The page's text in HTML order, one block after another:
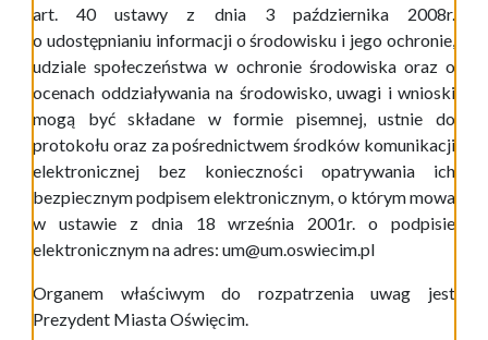
art. 40 ustawy z dnia 3 października 2008r.
o udostępnianiu informacji o środowisku i jego ochronie,
udziale społeczeństwa w ochronie środowiska oraz o
ocenach oddziaływania na środowisko, uwagi i wnioski
mogą być składane w formie pisemnej, ustnie do
protokołu oraz za pośrednictwem środków komunikacji
elektronicznej bez konieczności opatrywania ich
bezpiecznym podpisem elektronicznym, o którym mowa
w ustawie z dnia 18 września 2001r. o podpisie
elektronicznym na adres: um@um.oswiecim.pl
Organem właściwym do rozpatrzenia uwag jest
Prezydent Miasta Oświęcim.